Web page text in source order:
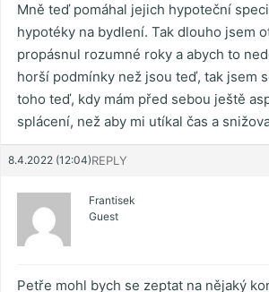
Mně teď pomáhal jejich hypoteční
hypotéky na bydlení. Tak dlouho jsem
propásnul rozumné roky a abych to
horší podmínky než jsou teď, tak jsem
toho teď, kdy mám před sebou ještě
splácení, než aby mi utíkal čas a
8.4.2022 (12:04)REPLY
Frantisek
Guest
Petře mohl bych se zeptat na nějaký